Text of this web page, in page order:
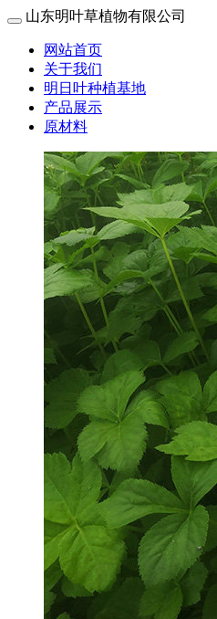
山东明叶草植物有限公司
网站首页
关于我们
明日叶种植基地
产品展示
原材料